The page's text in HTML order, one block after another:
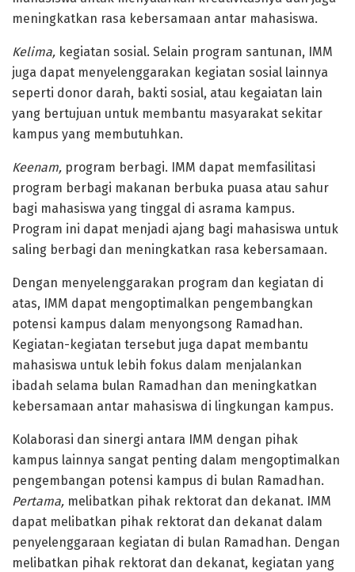
meningkatkan rasa kebersamaan antar mahasiswa.
Kelima, kegiatan sosial. Selain program santunan, IMM
juga dapat menyelenggarakan kegiatan sosial lainnya
seperti donor darah, bakti sosial, atau kegaiatan lain
yang bertujuan untuk membantu masyarakat sekitar
kampus yang membutuhkan.
Keenam, program berbagi. IMM dapat memfasilitasi
program berbagi makanan berbuka puasa atau sahur
bagi mahasiswa yang tinggal di asrama kampus.
Program ini dapat menjadi ajang bagi mahasiswa untuk
saling berbagi dan meningkatkan rasa kebersamaan.
Dengan menyelenggarakan program dan kegiatan di
atas, IMM dapat mengoptimalkan pengembangkan
potensi kampus dalam menyongsong Ramadhan.
Kegiatan-kegiatan tersebut juga dapat membantu
mahasiswa untuk lebih fokus dalam menjalankan
ibadah selama bulan Ramadhan dan meningkatkan
kebersamaan antar mahasiswa di lingkungan kampus.
Kolaborasi dan sinergi antara IMM dengan pihak
kampus lainnya sangat penting dalam mengoptimalkan
pengembangan potensi kampus di bulan Ramadhan.
Pertama, melibatkan pihak rektorat dan dekanat. IMM
dapat melibatkan pihak rektorat dan dekanat dalam
penyelenggaraan kegiatan di bulan Ramadhan. Dengan
melibatkan pihak rektorat dan dekanat, kegiatan yang